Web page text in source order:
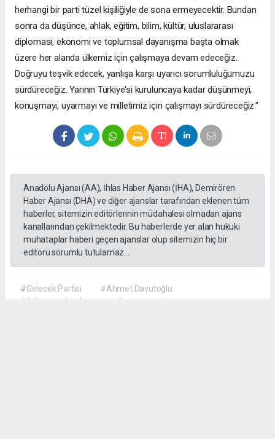
herhangi bir parti tüzel kişiliğiyle de sona ermeyecektir. Bundan
sonra da düşünce, ahlak, eğitim, bilim, kültür, uluslararası
diplomasi, ekonomi ve toplumsal dayanışma başta olmak
üzere her alanda ülkemiz için çalışmaya devam edeceğiz.
Doğruyu teşvik edecek, yanlışa karşı uyarıcı sorumluluğumuzu
sürdüreceğiz. Yarının Türkiye'si kuruluncaya kadar düşünmeyi,
konuşmayı, uyarmayı ve milletimiz için çalışmayı sürdüreceğiz."
Anadolu Ajansı (AA), İhlas Haber Ajansı (İHA), Demirören
Haber Ajansı (DHA) ve diğer ajanslar tarafından eklenen tüm
haberler, sitemizin editörlerinin müdahalesi olmadan ajans
kanallarından çekilmektedir. Bu haberlerde yer alan hukuki
muhataplar haberi geçen ajanslar olup sitemizin hiç bir
editörü sorumlu tutulamaz...
#Gelecek Partisi
#Ahmet Davutoğlu
#faliyet sonlandırma
#siyaset